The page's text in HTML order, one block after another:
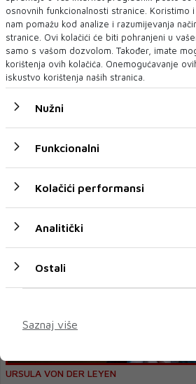
Evropska komisija očekuje od BiH
propisa sa Zajedničkom
Na osmom sastanku Pododbora za
Evropske unije (EU) i Bosne i Her...
URSULA VON DER LEYEN
osnovnih funkcionalnosti stranice. Koristimo
nam pomažu kod analize i razumijevanja
stranice. Ovi kolačići će biti pohranjeni u
samo s vašom dozvolom. Također, imate
korištenja ovih kolačića. Onemogućavanje
iskustvo korištenja naših stranica.
Nužni
Funkcionalni
Kolačići performansi
Analitički
Ostali
Saznaj više